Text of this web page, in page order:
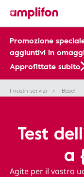
Promozione
aggiuntivi in
Approfittate subito
I nostri servizi Basel
Test
a
Agite per il vostro